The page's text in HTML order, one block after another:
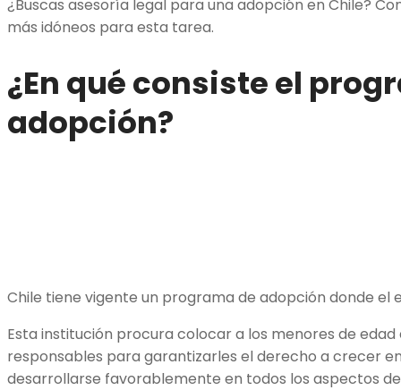
¿Buscas asesoría legal para una adopción en Chile?
más idóneos para esta tarea.
¿En qué consiste el
adopción?
Chile tiene vigente un programa de adopción donde el
Esta institución procura colocar a los menores de edad
responsables para garantizarles el derecho a crecer
desarrollarse favorablemente en todos los aspectos